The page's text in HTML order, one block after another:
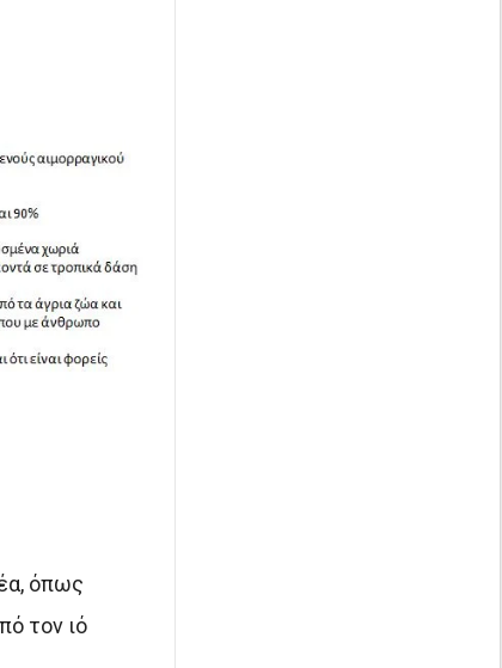
όπως
τον ιό